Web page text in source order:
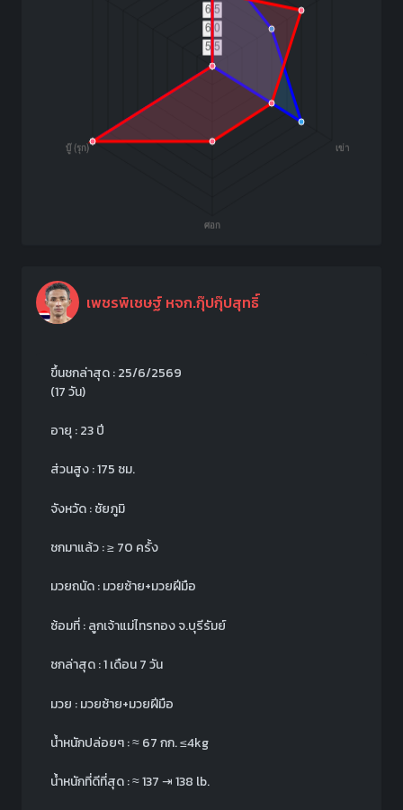
เพชรพิเชษฐ์ หจก.กุ๊ปกุ๊ปสุทธิ์
ขึ้นชกล่าสุด : 25/6/2569
(17 วัน)
อายุ : 23 ปี
ส่วนสูง : 175 ซม.
จังหวัด : ชัยภูมิ
ชกมาแล้ว :≥70 ครั้ง
มวยถนัด : มวยซ้าย+มวยฝีมือ
ซ้อมที่ : ลูกเจ้าแม่ไทรทอง จ.บุรีรัมย์
ชกล่าสุด : 1 เดือน 7 วัน
มวย : มวยซ้าย+มวยฝีมือ
น้ำหนักปล่อยๆ :≈67 กก.≤4kg
น้ำหนักที่ดีที่สุด :≈137⇥138 lb.